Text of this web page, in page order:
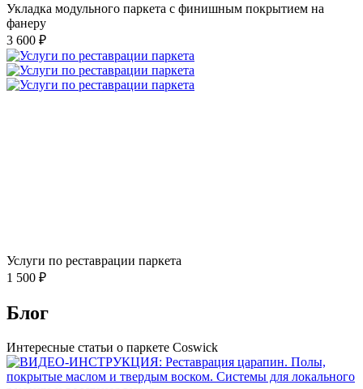
Укладка модульного паркета с финишным покрытием на
фанеру
3 600 ₽
Услуги по реставрации паркета
1 500 ₽
Блог
Интересные статьи о паркете Coswick